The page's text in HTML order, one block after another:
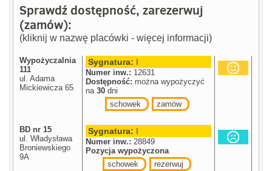
Sprawdź dostępność, zarezerwuj
(zamów):
(kliknij w nazwę placówki - więcej informacji)
Wypożyczalnia
111
ul. Adama
Mickiewicza 65
Sygnatura: I
Numer inw.: 12631
Dostępność: można wypożyczyć
na30 dni
schowek
zamów
BD nr 15
ul. Władysława
Broniewskiego
9A
Sygnatura: I
Numer inw.: 28849
Pozycja wypożyczona
schowek
rezerwuj